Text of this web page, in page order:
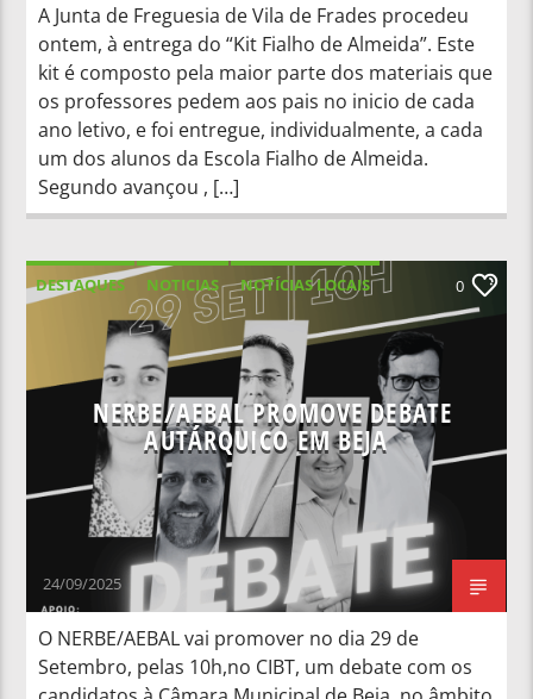
A Junta de Freguesia de Vila de Frades procedeu
ontem, à entrega do “Kit Fialho de Almeida”. Este
kit é composto pela maior parte dos materiais que
os professores pedem aos pais no inicio de cada
ano letivo, e foi entregue, individualmente, a cada
um dos alunos da Escola Fialho de Almeida.
Segundo avançou , […]
DESTAQUES NOTICIAS
NOTÍCIAS LOCAIS
NOTÍCIAS NACIONAIS
0
NERBE/AEBAL PROMOVE DEBATE
AUTÁRQUICO EM BEJA
24/09/2025
O NERBE/AEBAL vai promover no dia 29 de
Setembro, pelas 10h,no CIBT, um debate com os